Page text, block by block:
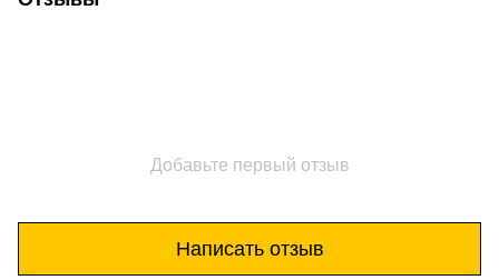
Добавьте первый отзыв
Написать отзыв